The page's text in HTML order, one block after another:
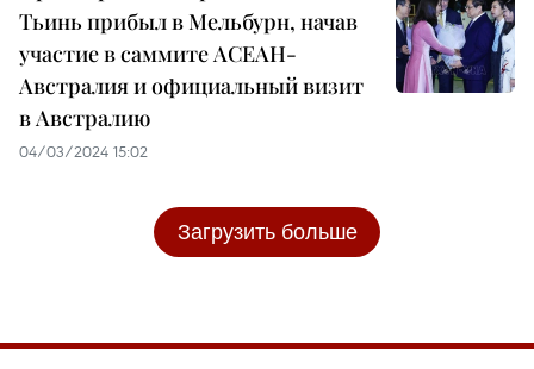
Тьинь прибыл в Мельбурн, начав
участие в саммите АСЕАН-
Австралия и официальный визит
в Австралию
04/03/2024 15:02
Загрузить больше